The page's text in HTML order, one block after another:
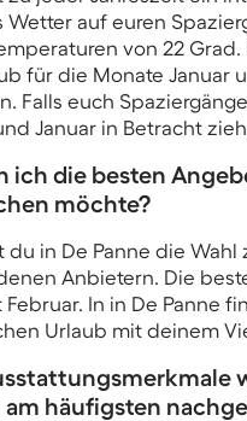
Wetter auf euren
von 22
für die Monate Januar
Falls euch
Januar in Betracht
ich die besten
möchte?
du in De Panne die
Anbietern. Die
Februar. In in De Panne
Urlaub mit deinem
am häufigsten